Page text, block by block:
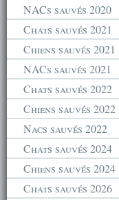
NACs sauvés 2020
Chats sauvés 2021
Chiens sauvés 2021
NACs sauvés 2021
Chats sauvés 2022
Chiens sauvés 2022
Nacs sauvés 2022
Chats sauvés 2024
Chiens sauvés 2024
Chats sauvés 2026